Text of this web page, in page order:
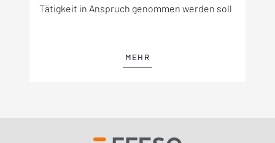
Tätigkeit in Anspruch genommen werden soll
MEHR